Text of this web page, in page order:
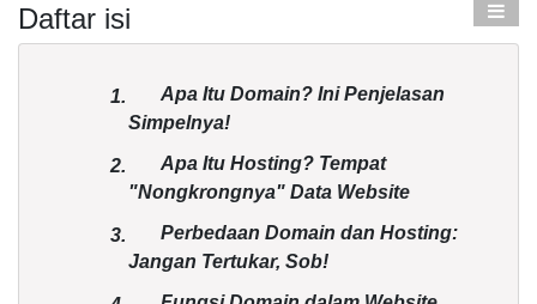
Daftar isi
1.
Apa Itu Domain? Ini Penjelasan
Simpelnya!
2.
Apa Itu Hosting? Tempat
"Nongkrongnya" Data Website
3.
Perbedaan Domain dan Hosting:
Jangan Tertukar, Sob!